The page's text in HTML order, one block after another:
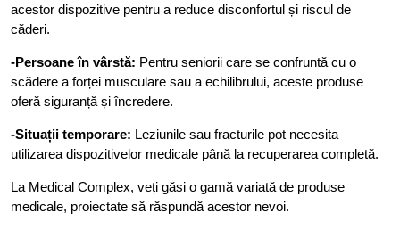
acestor dispozitive pentru a reduce disconfortul și riscul de
căderi.
-Persoane în vârstă: Pentru seniorii care se confruntă cu o
scădere a forței musculare sau a echilibrului, aceste produse
oferă siguranță și încredere.
-Situații temporare: Leziunile sau fracturile pot necesita
utilizarea dispozitivelor medicale până la recuperarea completă.
La Medical Complex, veți găsi o gamă variată de produse
medicale, proiectate să răspundă acestor nevoi.